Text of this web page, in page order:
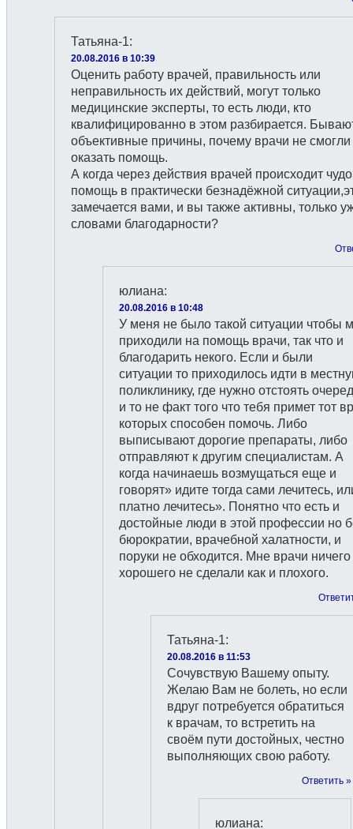
Татьяна-1:
20.08.2016 в 10:39
Оценить работу врачей, правильность или
неправильность их действий, могут только
медицинские эксперты, то есть люди, кто
квалифицированно в этом разбирается.
объективные причины, почему врачи не смогли
оказать помощь.
А когда через действия врачей происходит
помощь в практически безнадёжной
замечается вами, и вы также активны, только
словами благодарности?
юлиана:
20.08.2016 в 10:48
У меня не было такой ситуации чтобы
приходили на помощь врачи, так что и
благодарить некого. Если и были
ситуации то приходилось идти в
поликлинику, где нужно отстоять
и то не факт того что тебя примет тот
которых способен помочь. Либо
выписывают дорогие препараты, либо
отправляют к другим специалистам. А
когда начинаешь возмущаться еще и
говорят» идите тогда сами лечитесь,
платно лечитесь». Понятно что есть и
достойные люди в этой профессии но
бюрократии, врачебной халатности, и
поруки не обходится. Мне врачи ничего
хорошего не сделали как и плохого.
Татьяна-1:
20.08.2016 в 11:53
Сочувствую Вашему опыту.
Желаю Вам не болеть, но если
вдруг потребуется обратиться
к врачам, то встретить на
своём пути достойных, честно
выполняющих свою работу.
Ответить »
юлиана: